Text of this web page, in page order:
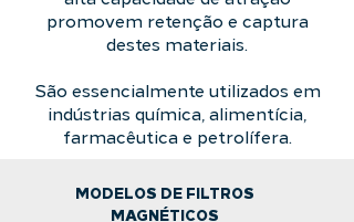
promovem retenção e captura
destes materiais.
São essencialmente utilizados em
indústrias química, alimentícia,
farmacêutica e petrolífera.
MODELOS DE FILTROS
MAGNÉTICOS